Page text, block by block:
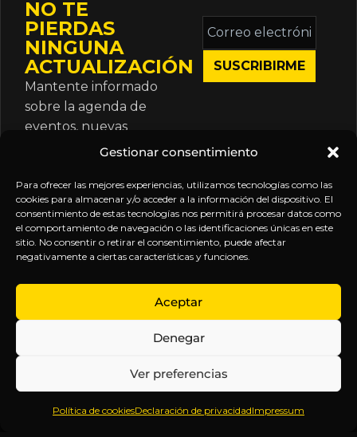
Gestionar consentimiento
Para ofrecer las mejores experiencias, utilizamos tecnologías como las
cookies para almacenar y/o acceder a la información del dispositivo. El
consentimiento de estas tecnologías nos permitirá procesar datos como
el comportamiento de navegación o las identificaciones únicas en este
sitio. No consentir o retirar el consentimiento, puede afectar
negativamente a ciertas características y funciones.
Aceptar
Denegar
Ver preferencias
Política de cookiesDeclaración de privacidadImpressum
NO TE
PIERDAS
NINGUNA
ACTUALIZACIÓN
Mantente informado
sobre la agenda de
eventos, nuevas
publicaciones y
suscripción.
Correo
electrónico
*
Inteligencia
Anticipándonos
EXPLORA
Inicio
Sobre
Contenido
Webinars
LEGAL
Política
de
Términos y
Aviso
SÍGUENOS